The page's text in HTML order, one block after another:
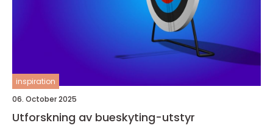
inspiration
06. October 2025
Utforskning av bueskyting-utstyr